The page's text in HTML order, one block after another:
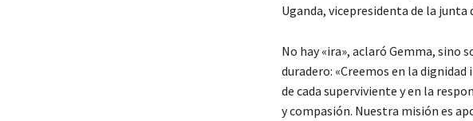
Uganda, vicepresidenta de la junta
No hay «ira», aclaró Gemma, sino
duradero: «Creemos en la
de cada superviviente y en la
y compasión. Nuestra misión es